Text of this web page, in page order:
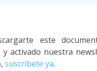
este
activado nuestra
suscríbete ya.